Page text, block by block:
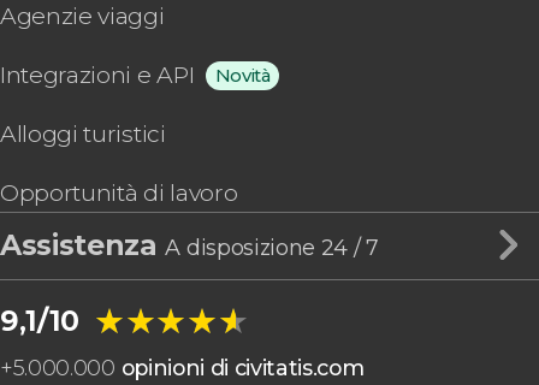
Agenzie viaggi
Integrazioni e API Novità
Alloggi turistici
Opportunità di lavoro
AssistenzaA disposizione 24 / 7
9,1/10 ★★★★★
★★★★★
+5.000.000 opinioni di civitatis.com